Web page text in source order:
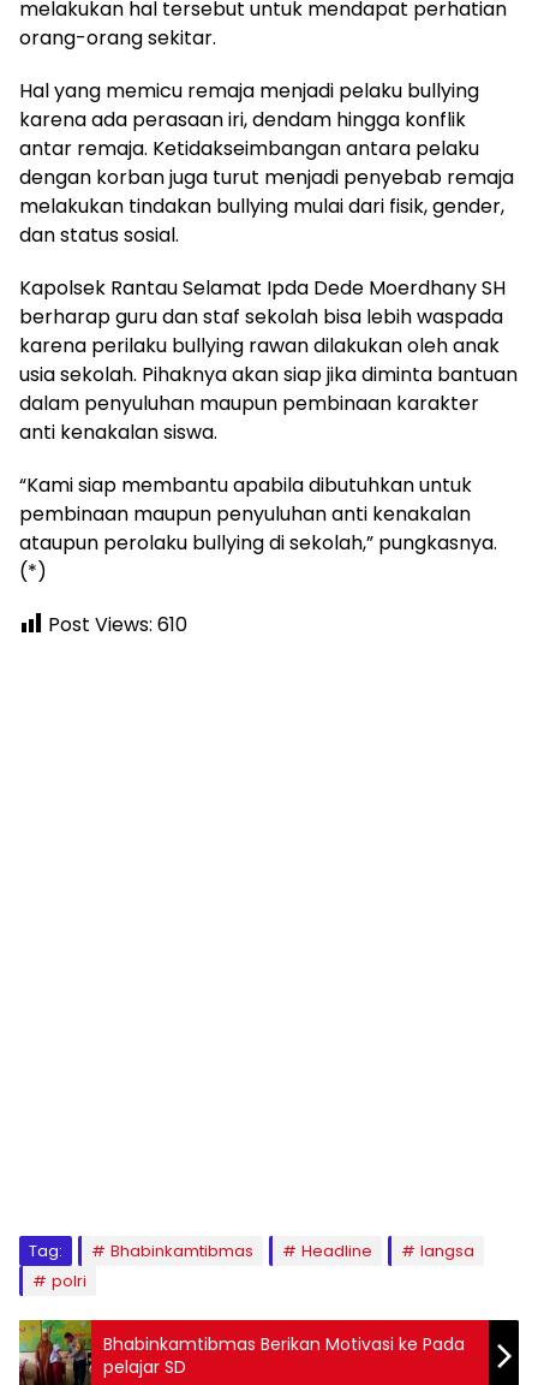
melakukan hal tersebut untuk mendapat perhatian
orang-orang sekitar.
Hal yang memicu remaja menjadi pelaku bullying
karena ada perasaan iri, dendam hingga konflik
antar remaja. Ketidakseimbangan antara pelaku
dengan korban juga turut menjadi penyebab remaja
melakukan tindakan bullying mulai dari fisik, gender,
dan status sosial.
Kapolsek Rantau Selamat Ipda Dede Moerdhany SH
berharap guru dan staf sekolah bisa lebih waspada
karena perilaku bullying rawan dilakukan oleh anak
usia sekolah. Pihaknya akan siap jika diminta bantuan
dalam penyuluhan maupun pembinaan karakter
anti kenakalan siswa.
“Kami siap membantu apabila dibutuhkan untuk
pembinaan maupun penyuluhan anti kenakalan
ataupun perolaku bullying di sekolah,” pungkasnya.
(*)
Post Views: 610
Tag: Bhabinkamtibmas Headline
langsa
polri
Bhabinkamtibmas Berikan Motivasi ke Pada
pelajar SD